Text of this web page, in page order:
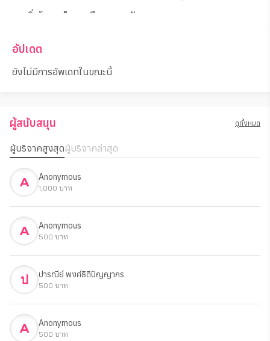
3. เพิ่มโอกาสในการศึกษาและพัฒนาตนเอง
การเรียนมากขึ้น พวกเขาจะสามารถพัฒนาทักษะการคิด
สร้างสรรค์ การแก้ปัญหา และการสื่อสาร ซึ่งมีประโยชน์ต่อชีวิต
ระยะยาว
การสนับสนุนศิลปะบำบัดเป็นการสร้างชุมชนที่ให้ความสำคัญ
การช่วยเหลือซึ่งกันและกัน และส่งเสริมให้สังคมตระหนักถึง
5. เปิดโอกาสให้เด็กค้นพบศักยภาพของตัวเอง
เด็กบางคนอาจค้นพบพรสวรรค์ด้านศิลปะและสามารถใช้มันเป็น
อาชีพหรือช่องทางในการแสดงออก การมีพื้นที่สร้างสรรค์ช่วย
ให้พวกเขามีความมั่นใจและเห็นคุณค่าในตัวเองมากขึ้น
โดยภาพรวมแล้ว โครงการนี้ไม่เพียงช่วยเด็กที่ได้รับผลกระทบ
จากความรุนแรง แต่ยังช่วยสร้างสังคมที่มีความเข้าใจ เห็นอก
เห็นใจ และสนับสนุนกันมากขึ้นในระยะยาว
อัปเดต
ยังไม่มีการอัพเดทในขณะนี้
ผู้สนับสนุน ดูทั้งหมด
ผู้บริจาคสูงสุดผู้บริจาคล่าสุด
A Anonymous
1,000 บาท
A Anonymous
500 บาท
ป ปารณีย์ พงศ์ธิติปัญญากร
500 บาท
A Anonymous
500 บาท